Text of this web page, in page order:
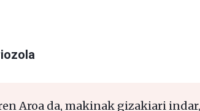
Aroa da, makinak gizakiari